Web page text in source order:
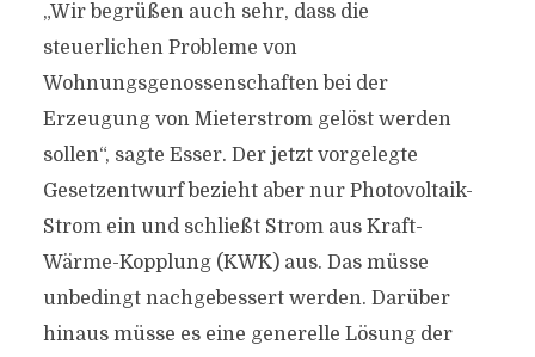
„Wir begrüßen auch sehr, dass die
steuerlichen Probleme von
Wohnungsgenossenschaften bei der
Erzeugung von Mieterstrom gelöst werden
sollen“, sagte Esser. Der jetzt vorgelegte
Gesetzentwurf bezieht aber nur Photovoltaik-
Strom ein und schließt Strom aus Kraft-
Wärme-Kopplung (KWK) aus. Das müsse
unbedingt nachgebessert werden. Darüber
hinaus müsse es eine generelle Lösung der